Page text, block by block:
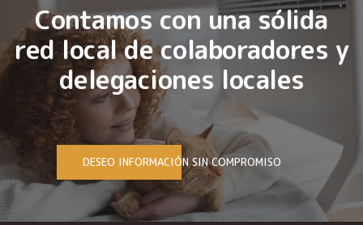
Contamos con una sólida
red local de colaboradores y
delegaciones locales
DESEO INFORMACIÓN SIN COMPROMISO